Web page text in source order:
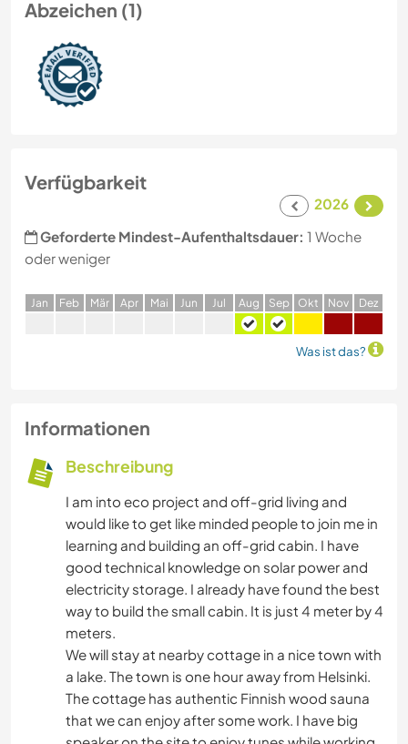
Abzeichen (1)
Verfügbarkeit
2026
Geforderte Mindest-Aufenthaltsdauer: 1 Woche
oder weniger
Jan Feb Mär Apr Mai Jun Jul Aug Sep Okt Nov Dez
Was ist das?
Informationen
Beschreibung
I am into eco project and off-grid living and
would like to get like minded people to join me in
learning and building an off-grid cabin. I have
good technical knowledge on solar power and
electricity storage. I already have found the best
way to build the small cabin. It is just 4 meter by 4
meters.
We will stay at nearby cottage in a nice town with
a lake. The town is one hour away from Helsinki.
The cottage has authentic Finnish wood sauna
that we can enjoy after some work. I have big